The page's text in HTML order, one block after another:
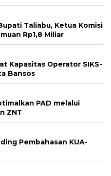
Taliabu, Ketua Komisi
Rp1,8 Miliar
Kapasitas Operator SIKS-
Bansos
PAD melalui
ZNT
Pembahasan KUA-